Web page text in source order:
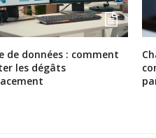
de données : comment
les dégâts